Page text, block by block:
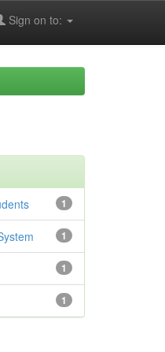
Sign on to:
1
1
1
1